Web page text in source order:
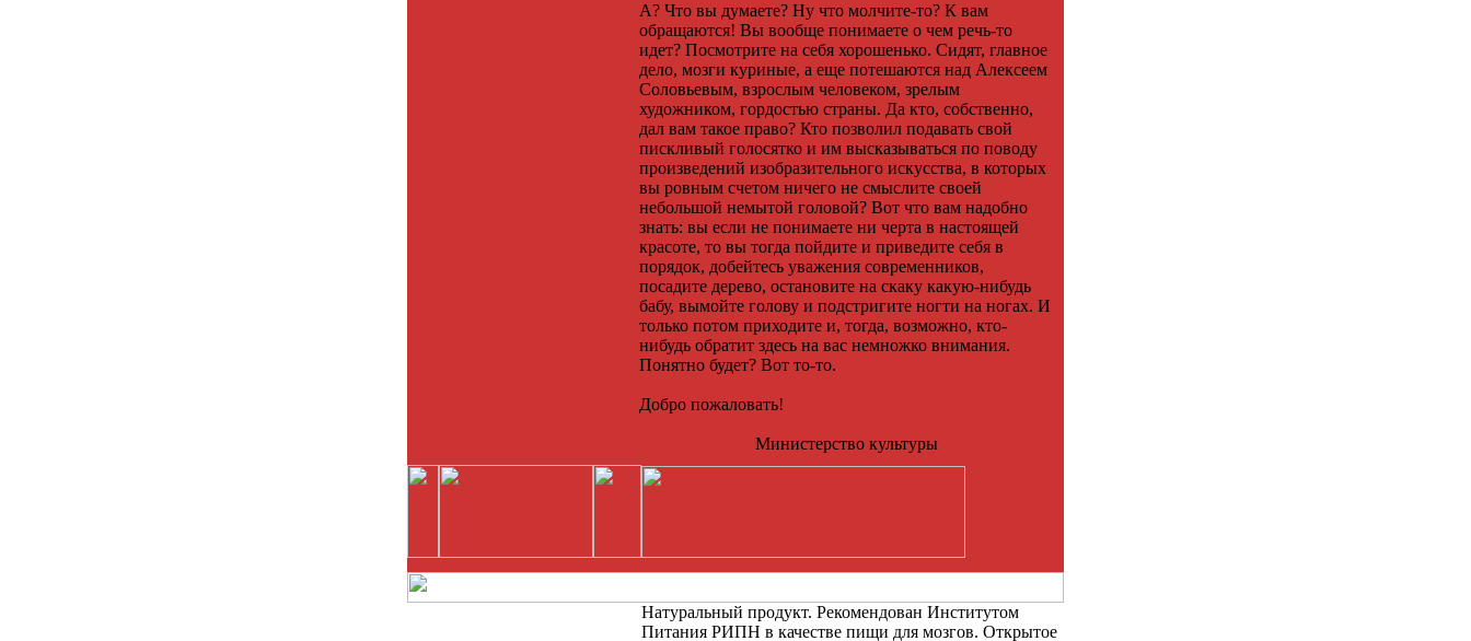
А? Что вы думаете? Ну что молчите-то? К вам
обращаются! Вы вообще понимаете о чем речь-то
идет? Посмотрите на себя хорошенько. Сидят, главное
дело, мозги куриные, а еще потешаются над Алексеем
Соловьевым, взрослым человеком, зрелым
художником, гордостью страны. Да кто, собственно,
дал вам такое право? Кто позволил подавать свой
пискливый голосятко и им высказываться по поводу
произведений изобразительного искусства, в которых
вы ровным счетом ничего не смыслите своей
небольшой немытой головой? Вот что вам надобно
знать: вы если не понимаете ни черта в настоящей
красоте, то вы тогда пойдите и приведите себя в
порядок, добейтесь уважения современников,
посадите дерево, остановите на скаку какую-нибудь
бабу, вымойте голову и подстригите ногти на ногах. И
только потом приходите и, тогда, возможно, кто-
нибудь обратит здесь на вас немножко внимания.
Понятно будет? Вот то-то.
Добро пожаловать!
Министерство культуры
Натуральный продукт. Рекомендован Институтом
Питания РИПН в качестве пищи для мозгов. Открытое